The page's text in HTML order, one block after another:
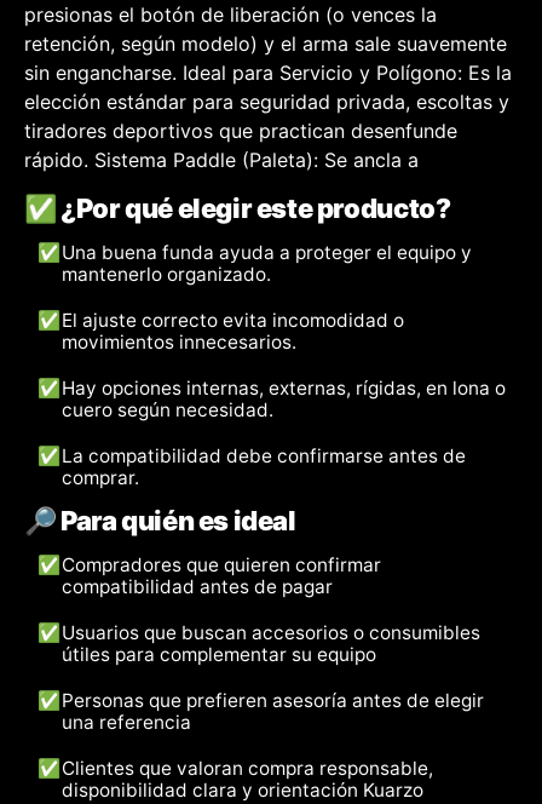
presionas el botón de liberación (o vences la
retención, según modelo) y el arma sale suavemente
sin engancharse. Ideal para Servicio y Polígono: Es la
elección estándar para seguridad privada, escoltas y
tiradores deportivos que practican desenfunde
rápido. Sistema Paddle (Paleta): Se ancla a
✅ ¿Por qué elegir este producto?
✅ Una buena funda ayuda a proteger el equipo y
mantenerlo organizado.
✅ El ajuste correcto evita incomodidad o
movimientos innecesarios.
✅ Hay opciones internas, externas, rígidas, en lona o
cuero según necesidad.
✅ La compatibilidad debe confirmarse antes de
comprar.
🔎 Para quién es ideal
✅ Compradores que quieren confirmar
compatibilidad antes de pagar
✅ Usuarios que buscan accesorios o consumibles
útiles para complementar su equipo
✅ Personas que prefieren asesoría antes de elegir
una referencia
✅ Clientes que valoran compra responsable,
disponibilidad clara y orientación Kuarzo